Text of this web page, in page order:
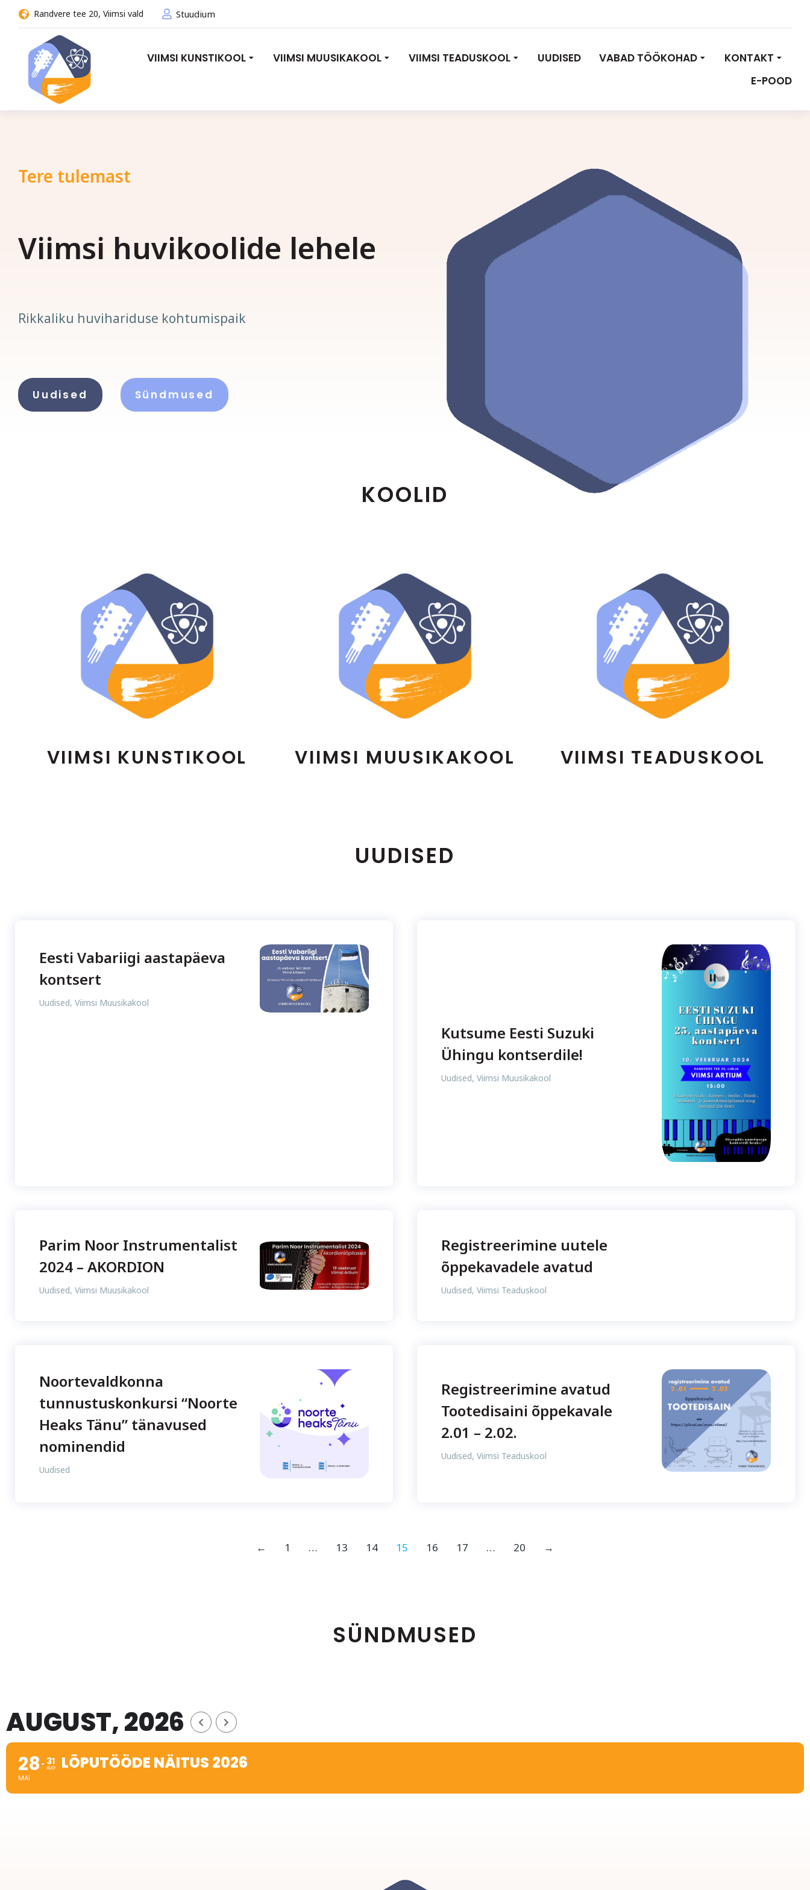
Randvere tee 20, Viimsi vald Stuudium
VIIMSI KUNSTIKOOL VIIMSI MUUSIKAKOOL VIIMSI TEADUSKOOL UUDISED VABAD TÖÖKOHAD
KONTAKT
E-POOD
Tere tulemast
Viimsi huvikoolide lehele
Rikkaliku huvihariduse kohtumispaik
Uudised Sündmused
KOOLID
VIIMSI KUNSTIKOOL VIIMSI MUUSIKAKOOL VIIMSI TEADUSKOOL
UUDISED
Eesti Vabariigi aastapäeva
kontsert
Uudised, Viimsi Muusikakool
Kutsume Eesti Suzuki
Ühingu kontserdile!
Uudised, Viimsi Muusikakool
Parim Noor Instrumentalist
2024 – AKORDION
Uudised, Viimsi Muusikakool
Registreerimine uutele
õppekavadele avatud
Uudised, Viimsi Teaduskool
Noortevaldkonna
tunnustuskonkursi “Noorte
Heaks Tänu” tänavused
nominendid
Uudised
Registreerimine avatud
Tootedisaini õppekavale
2.01 – 2.02.
Uudised, Viimsi Teaduskool
← 1 … 13 14 15 16 17 … 20 →
SÜNDMUSED
AUGUST, 2026
28
MAI
31
AUG LÕPUTÖÖDE NÄITUS 2026